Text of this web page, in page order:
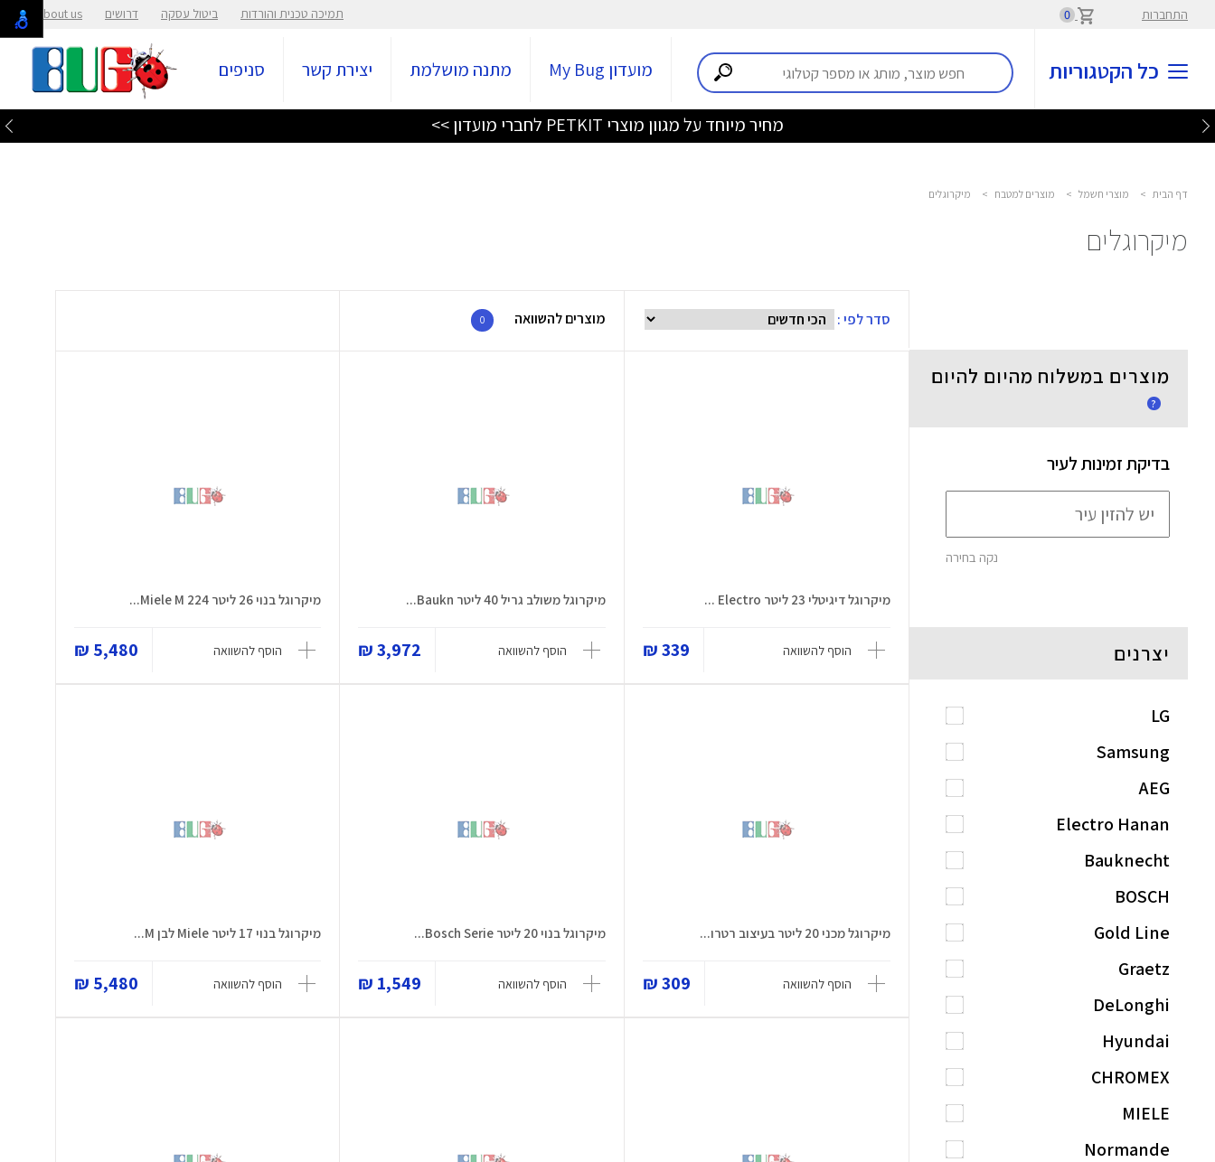
התחברות 0 תמיכה טכנית והורדות ביטול עסקה דרושים About us
כל הקטגוריות מועדון My Bug מתנה מושלמת יצירת קשר סניפים
מחיר מיוחד על מגוון מוצרי PETKIT לחברי מועדון >>
דף הבית > מוצרי חשמל > מוצרים למטבח > מיקרוגלים
מיקרוגלים
סדר לפי : מוצרים להשוואה 0
מיקרוגל דיגיטלי 23 ליטר Electro ...
הוסף להשוואה 339 ₪
מיקרוגל משולב גריל 40 ליטר Baukn...
הוסף להשוואה 3,972 ₪
מיקרוגל בנוי 26 ליטר Miele M 224...
הוסף להשוואה 5,480 ₪
מיקרוגל מכני 20 ליטר בעיצוב רטרו...
הוסף להשוואה 309 ₪
מיקרוגל בנוי 20 ליטר Bosch Serie...
הוסף להשוואה 1,549 ₪
מיקרוגל בנוי 17 ליטר Miele לבן M...
הוסף להשוואה 5,480 ₪
מוצרים במשלוח מהיום להיום
?
בדיקת זמינות לעיר
נקה בחירה
יצרנים
LG
Samsung
AEG
Electro Hanan
Bauknecht
BOSCH
Gold Line
Graetz
DeLonghi
Hyundai
CHROMEX
MIELE
Normande